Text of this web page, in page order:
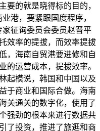
要的就是晓得标的目的，
港，要紧跟国度程序，
征询委员会委员赵晋平
效率的提拔，而效率提拔
，海南自贸港要进修和自
的运营成本，提拔效率。
起模说，韩国和中国以及
于商业和国际合做。海南
关通关的数字化，使用了
强劲的根本来进行数据共
了投资，推进了旅逛和商